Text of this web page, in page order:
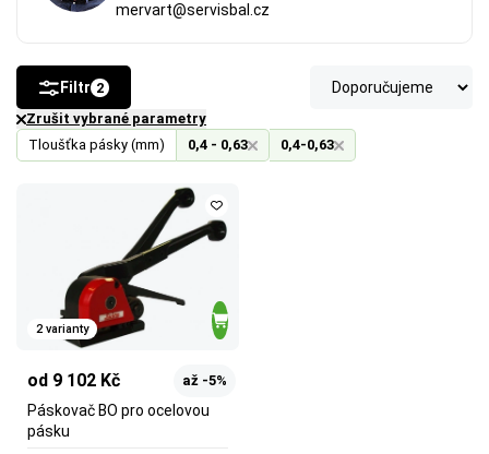
mervart@servisbal.cz
Tloušťka pásky (mm) 0,4 - 0,63 0,4-0,63
Zrušit vybrané parametry
Filtr 2
2 varianty
od 9 102 Kč až -5%
Páskovač BO pro ocelovou
pásku